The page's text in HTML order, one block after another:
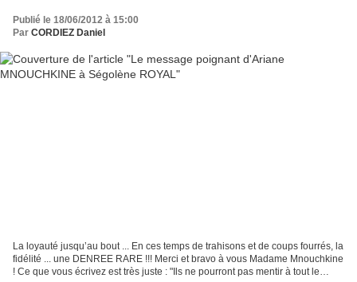
Publié le 18/06/2012 à 15:00
Par CORDIEZ Daniel
La loyauté jusqu’au bout ... En ces temps de trahisons et de coups fourrés, la
fidélité ... une DENREE RARE !!! Merci et bravo à vous Madame Mnouchkine
! Ce que vous écrivez est très juste : "Ils ne pourront pas mentir à tout le